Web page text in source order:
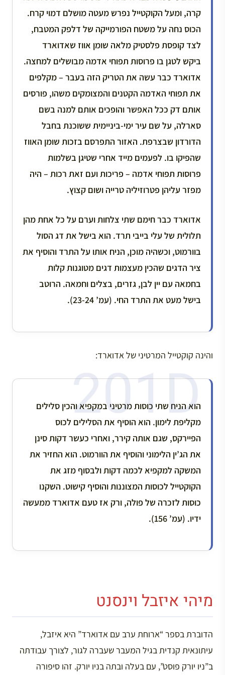
קרה, ומעל הקוקטייל נפרש מעטה מושלם דמוי קרח.
הכוס נחה על משטח הפורמייקה של דלפק המטבח,
לצד קופסת פלסטיק מלאה שומן אווז שאדוארד
ביקש לטגן בו פרוסות תפוחי אדמה מבושלים למחצה.
אדוארד כבר עשה את הטריק הזה בעבר – מקלפים
את תפוחי האדמה הקטנים והמצומקים משהו, פורסים
אותם דק ככל האפשר והופכים אותם למנה בשם
סארלה, על שם עיר ימי-ביניימית ששוכנת בחבל
הדורדון שבצרפת. האזור התפרסם בזכות שומן האווז
שהפיקו בו. לפעמים מייד אחרי שטיגן בשלמות
פרוסות תפוחי אדמה – פריכות ועם זאת רכות – היה
מפזר עליהן פטרוזיליה טרייה ושום קצוץ.
אדוארד כבר חימם שתי צלחות וערם על כל אחת מהן
תלולית של עלי בייבי תרד. הוא בישל את דג הסול
בוורמוט, וכשהיה מוכן, הניח אותו על התרד והוסיף את
ציר הדגים שהכין מעצמות דגים מטוגנות קלות
בחמאה עם יין לבן, גזרים, בצלים וחמאה. הרוטב
בישל מעט את התרד החי. (עמ’ 23-24).
והינה קוקטייל המרטיני של אדוארד:
הוא הניח שתי כוסות מרטיני במקפיא והכין סלילים
מקליפת לימון. הוא הוסיף את הסלילים לכוס
הפיירקס, שגם אותה קירר, ואחרי כעשר דקות סינן
את הג’ין הלימוני והוסיף את הוורמוט. הוא החזיר את
המשקה למקפיא לכמה דקות ולבסוף מזג את
הקוקטייל לכוסות המצוננות והוסיף קישוט. השקנו
כוסות לזכרה של פולה, ורק אז טעם אדוארד ממעשה
ידיו. (עמ’ 156).
מיהי איזבל וינסנט
הדוברת בספר “ארוחת ערב עם אדוארד” היא איזבל,
עיתונאית קנדית בגיל המעבר שעברה לגור, לצורך עבודתה
ב”ניו יורק פוסט”, עם בעלה ובתה בניו יורק. זהו סיפורה